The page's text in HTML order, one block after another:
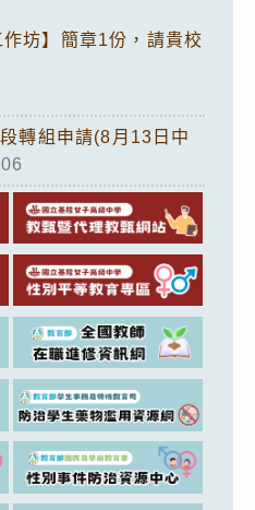
坊】簡章1份，請貴校
轉組申請(8月13日中